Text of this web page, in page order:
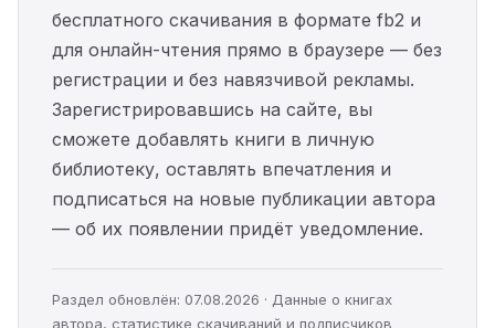
бесплатного скачивания в формате fb2 и
для онлайн-чтения прямо в браузере — без
регистрации и без навязчивой рекламы.
Зарегистрировавшись на сайте, вы
сможете добавлять книги в личную
библиотеку, оставлять впечатления и
подписаться на новые публикации автора
— об их появлении придёт уведомление.
Раздел обновлён: 07.08.2026 · Данные о книгах
автора, статистике скачиваний и подписчиков